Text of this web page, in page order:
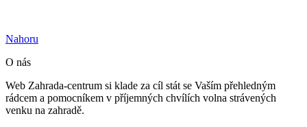
Nahoru
O nás
Web Zahrada-centrum si klade za cíl stát se Vaším přehledným
rádcem a pomocníkem v příjemných chvílích volna strávených
venku na zahradě.